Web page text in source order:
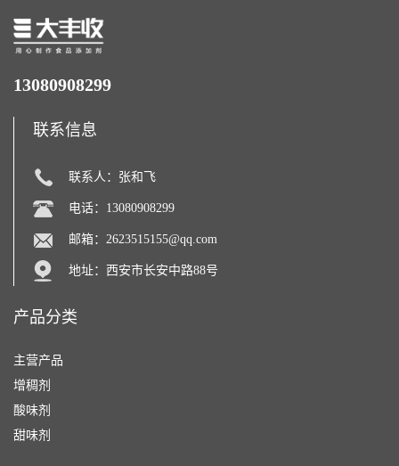
13080908299
联系信息
联系人：张和飞
电话：13080908299
邮箱： 2623515155@qq.com
地址：西安市长安中路88号
产品分类
主营产品
增稠剂
酸味剂
甜味剂